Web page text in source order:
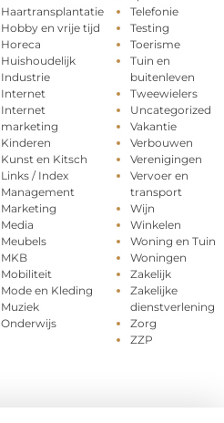
Haartransplantatie
Hobby en vrije tijd
Horeca
Huishoudelijk
Industrie
Internet
Internet
marketing
Kinderen
Kunst en Kitsch
Links / Index
Management
Marketing
Media
Meubels
MKB
Mobiliteit
Mode en Kleding
Muziek
Onderwijs
Telefonie
Testing
Toerisme
Tuin en
buitenleven
Tweewielers
Uncategorized
Vakantie
Verbouwen
Verenigingen
Vervoer en
transport
Wijn
Winkelen
Woning en Tuin
Woningen
Zakelijk
Zakelijke
dienstverlening
Zorg
ZZP